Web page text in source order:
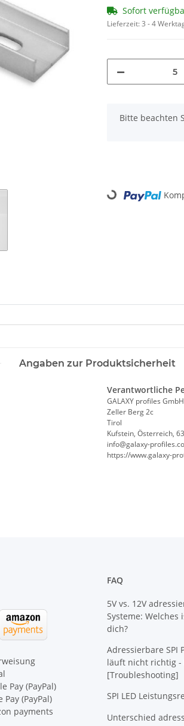
Sofort
Lieferzeit:3 - 4
x
Bitte beachten
Loading...
Angaben zur Produktsicherheit
Verantwortliche
GALAXY profiles GmbH
Zeller Berg 2c
Tirol
Kufstein, Österreich,
info@galaxy-
https://www.galaxy-
Pay (PayPal)
(PayPal)
payments
FAQ
5V vs. 12V
Systeme:
dich?
Adressierbare SPI
läuft nicht richtig -
[Troubleshooting]
SPI LED
Unterschied